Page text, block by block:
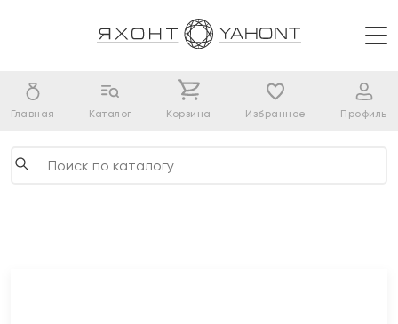
Главная Каталог Корзина Избранное Профиль